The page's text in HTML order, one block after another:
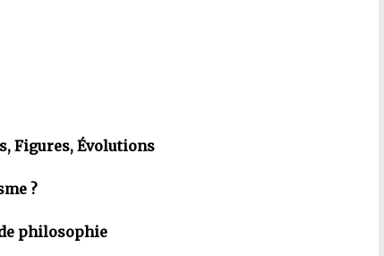
Figures, Évolutions
?
philosophie